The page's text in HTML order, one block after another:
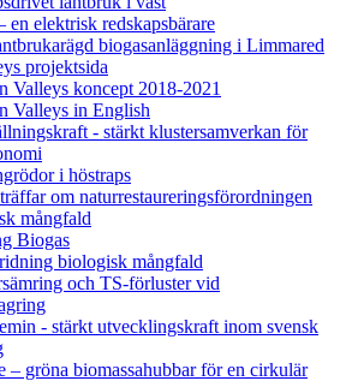
elektrisk redskapsbärare
biogasanläggning i Limmared
projektsida
Valleys koncept 2018-2021
Valleys in English
- stärkt klustersamverkan för
i höstraps
om naturrestaureringsförordningen
mångfald
Biogas
biologisk mångfald
och TS-förluster vid
- stärkt utvecklingskraft inom svensk
– gröna biomassahubbar för en cirkulär